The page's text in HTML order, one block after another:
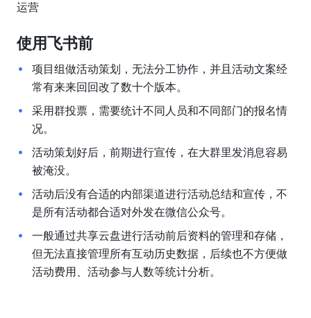
运营
使用飞书前
项目组做活动策划，无法分工协作，并且活动文案经
常有来来回回改了数十个版本。
采用群投票，需要统计不同人员和不同部门的报名情
况。
活动策划好后，前期进行宣传，在大群里发消息容易
被淹没。
活动后没有合适的内部渠道进行活动总结和宣传，不
是所有活动都合适对外发在微信公众号。
一般通过共享云盘进行活动前后资料的管理和存储，
但无法直接管理所有互动历史数据，后续也不方便做
活动费用、活动参与人数等统计分析。